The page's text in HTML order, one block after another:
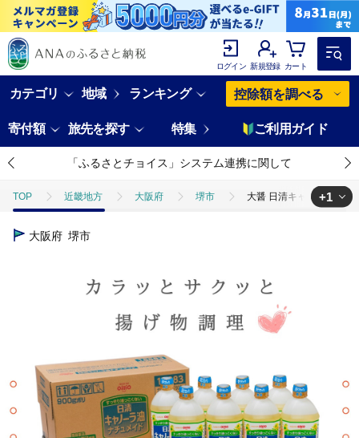
ログイン 新規登録 カート
カテゴリ 地域 ランキング 控除額を調べる
寄付額 旅先を探す 特集 ご利用ガイド
「ふるさとチョイス」システム連携に関して
TOP 近畿地方 大阪府 堺市 大醤 日清キャノーラ油
TOP
+1
大阪府 堺市